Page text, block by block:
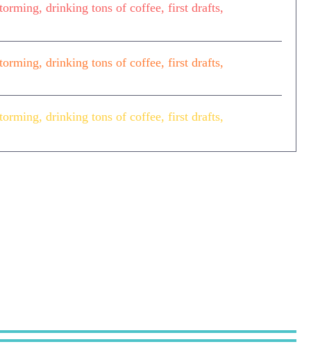
drinking tons of coffee, first drafts,
drinking tons of coffee, first drafts,
drinking tons of coffee, first drafts,